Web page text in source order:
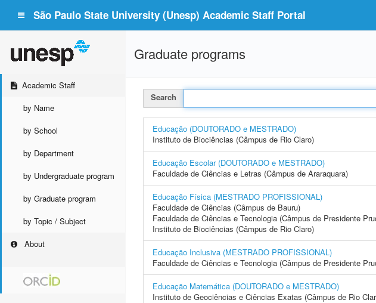
São Paulo State University (Unesp) Academic Staff Portal
Academic Staff
by Name
by School
by Department
by Undergraduate program
by Graduate program
by Topic / Subject
About
Graduate programs
Search
Educação (DOUTORADO e MESTRADO)
Instituto de Biociências (Câmpus de Rio Claro)
Educação Escolar (DOUTORADO e MESTRADO)
Faculdade de Ciências e Letras (Câmpus de Araraquara)
Educação Física (MESTRADO PROFISSIONAL)
Faculdade de Ciências (Câmpus de Bauru)
Faculdade de Ciências e Tecnologia (Câmpus de Presidente
Instituto de Biociências (Câmpus de Rio Claro)
Educação Inclusiva (MESTRADO PROFISSIONAL)
Faculdade de Ciências e Tecnologia (Câmpus de Presidente
Educação Matemática (DOUTORADO e MESTRADO)
Instituto de Geociências e Ciências Exatas (Câmpus de Rio